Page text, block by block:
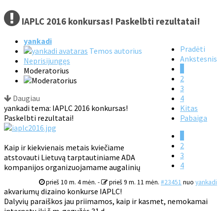
IAPLC 2016 konkursas! Paskelbti rezultatai!
Pradėti
Ankstesnis
2
3
4
Kitas
Pabaiga
2
3
4
yankadi
Temos autorius
Neprisijungęs
Moderatorius
Daugiau
prieš 10 m. 4 mėn. - prieš 9 m. 11 mėn. #23451 nuo yankadi
yankadi tema: IAPLC 2016 konkursas!
Paskelbti rezultatai!
Kaip ir kiekvienais metais kviečiame
atstovauti Lietuvą tarptautiniame ADA
kompanijos organizuojamame augalinių
akvariumų dizaino konkurse IAPLC!
Dalyvių paraiškos jau priimamos, kaip ir kasmet, nemokamai